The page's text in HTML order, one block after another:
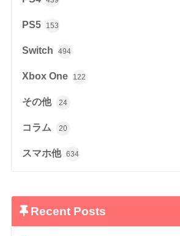
PS5 153
Switch 494
Xbox One 122
その他 24
コラム 20
スマホ他 634
Recent Posts